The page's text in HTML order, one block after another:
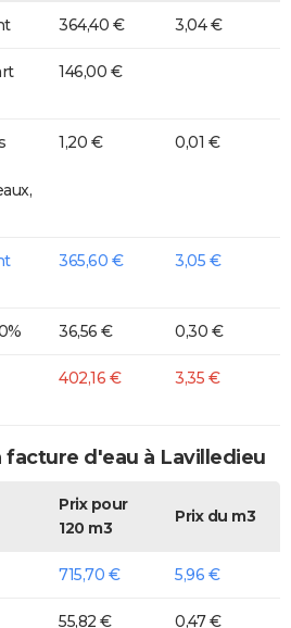
364,40 € 3,04 €
146,00 €
1,20 € 0,01 €
365,60 € 3,05 €
36,56 € 0,30 €
402,16 € 3,35 €
d'eau à Lavilledieu
Prix pour
120 m3
Prix du m3
715,70 € 5,96 €
55,82 € 0,47 €